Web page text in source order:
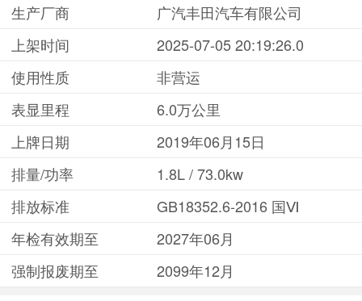
生产厂商
广汽丰田汽车有限公司
上架时间
2025-07-05 20:19:26.0
使用性质
非营运
表显里程
6.0万公里
上牌日期
2019年06月15日
排量/功率
1.8L / 73.0kw
排放标准
GB18352.6-2016 国Ⅵ
年检有效期至
2027年06月
强制报废期至
2099年12月